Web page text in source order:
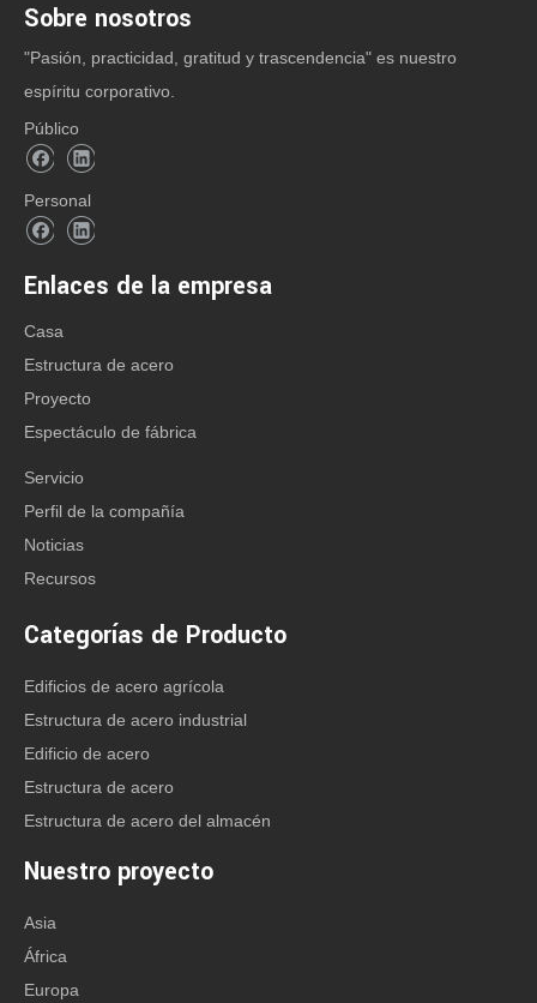
CATEGORIA DE PRODUCTO
Contacto: Sra. Anna Lu
Office Tel: + 86-532-8830 6188
Mobile / Wechat / Whatsapp:
+86-158 5320 9069
+86-178 0625 1013
Correo electrónico:
trodasteel@qdxgz.cn
Qingdao, Shandong, China
Sobre nosotros
"Pasión, practicidad, gratitud y trascendencia" es nuestro
espíritu corporativo.
Público
Personal
Enlaces de la empresa
Casa
Estructura de acero
Proyecto
Espectáculo de fábrica
Servicio
Perfil de la compañía
Noticias
Recursos
Categorías de Producto
Edificios de acero agrícola
Estructura de acero industrial
Edificio de acero
Estructura de acero
Estructura de acero del almacén
Nuestro proyecto
Asia
África
Europa